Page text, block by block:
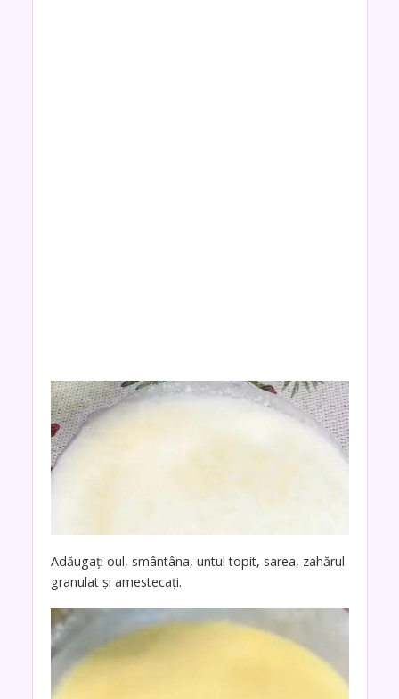
Adăugați oul, smântâna, untul topit, sarea, zahărul
granulat și amestecați.